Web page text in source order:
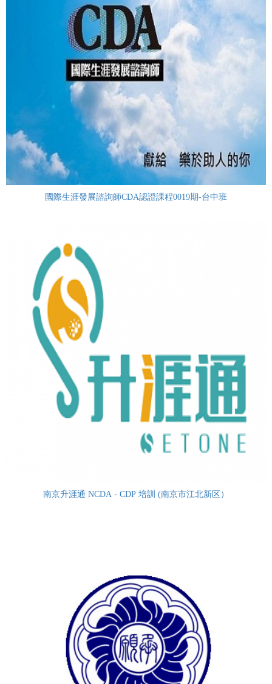
國際生涯發展諮詢師CDA認證課程0019期-台中班
南京升涯通 NCDA - CDP 培訓 (南京市江北新区）